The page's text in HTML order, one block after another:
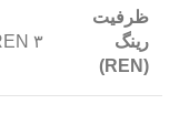
ظرفیت
رینگ
(REN)
۳ REN (تا ۱ کیلومتر خط با سیم 24 AWG)